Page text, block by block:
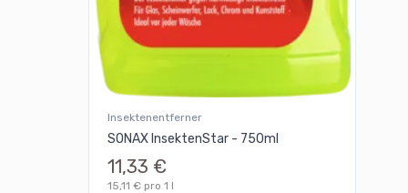
Insektenentferner
SONAX InsektenStar - 750ml
11,33 €
15,11 € pro 1 l